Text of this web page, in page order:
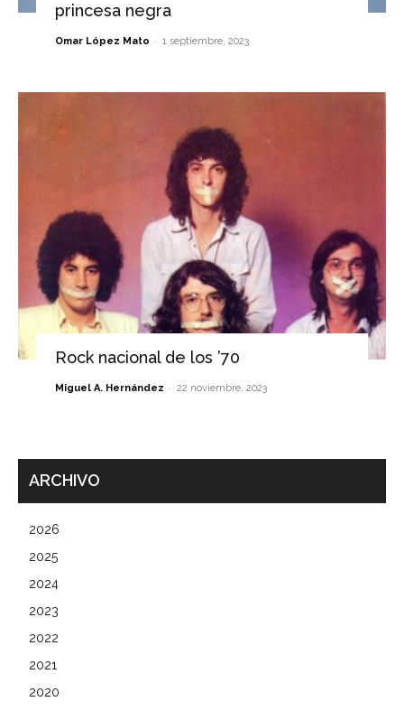
princesa negra
Omar López Mato - 1 septiembre, 2023
Rock nacional de los ’70
Miguel A. Hernández - 22 noviembre, 2023
ARCHIVO
2026
2025
2024
2023
2022
2021
2020